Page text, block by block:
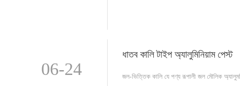
06-24
ধাতব কালি টাইপ অ্যালুমিনিয়াম পেস্ট
জল-ভিত্তিক কালি যে পণ্য রূপালী জল মৌলিক